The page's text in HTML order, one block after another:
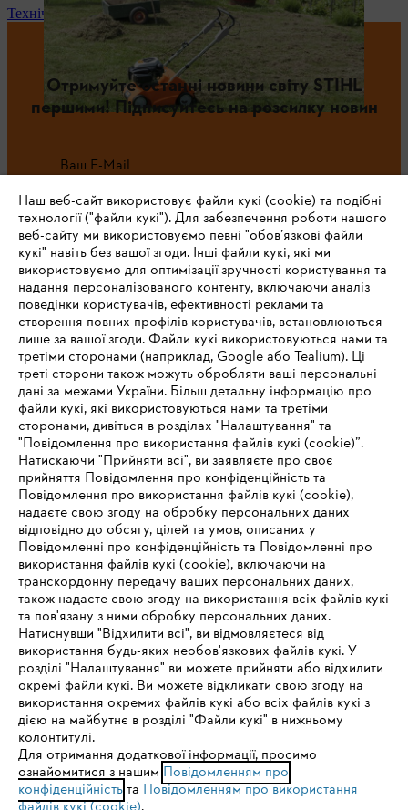
Технічне обслуговування та ремонт
Отримуйте останні новини світу STIHL
першими! Підписуйтесь на розсилку новин
Ваш E-Mail
Зареєструватись зараз
#STIHL
Про компанію STIHL
Запитання та відповіді
Сервіс
Політика конфіденційності Вихідні дані Cookies
Юридична інформація
IHR BROWSER WIRD NICHT
UNTERSTÜTZT
Sie nutzen einen Browser, den wir noch nicht unterstützen. Für
eine optimale Nutzung unserer Seite empfehlen wir Ihnen, zu
einem der folgenden Browser zu wechseln:
Наш веб-сайт використовує файли кукі (cookie) та подібні
технології ("файли кукі"). Для забезпечення роботи нашого
веб-сайту ми використовуємо певні "обов’язкові файли
кукі" навіть без вашої згоди. Інші файли кукі, які ми
використовуємо для оптимізації зручності користування та
надання персоналізованого контенту, включаючи аналіз
поведінки користувачів, ефективності реклами та
створення повних профілів користувачів, встановлюються
лише за вашої згоди. Файли кукі використовуються нами та
третіми сторонами (наприклад, Google або Tealium). Ці
треті сторони також можуть обробляти ваші персональні
дані за межами України. Більш детальну інформацію про
файли кукі, які використовуються нами та третіми
сторонами, дивіться в розділах "Налаштування" та
"Повідомлення про використання файлів кукі (cookie)”.
Натискаючи "Прийняти всі", ви заявляєте про своє
прийняття Повідомлення про конфіденційність та
Повідомлення про використання файлів кукі (cookie),
надаєте свою згоду на обробку персональних даних
відповідно до обсягу, цілей та умов, описаних у
Повідомленні про конфіденційність та Повідомленні про
використання файлів кукі (cookie), включаючи на
транскордонну передачу ваших персональних даних,
також надаєте свою згоду на використання всіх файлів кукі
та пов'язану з ними обробку персональних даних.
Натиснувши "Відхилити всі", ви відмовляєтеся від
використання будь-яких необов'язкових файлів кукі. У
розділі "Налаштування" ви можете прийняти або відхилити
окремі файли кукі. Ви можете відкликати свою згоду на
використання окремих файлів кукі або всіх файлів кукі з
дією на майбутнє в розділі "Файли кукі" в нижньому
колонтитулі.
Для отримання додаткової інформації, просимо
ознайомитися з нашим Повідомленням про
конфіденційністьта Повідомленням про використання